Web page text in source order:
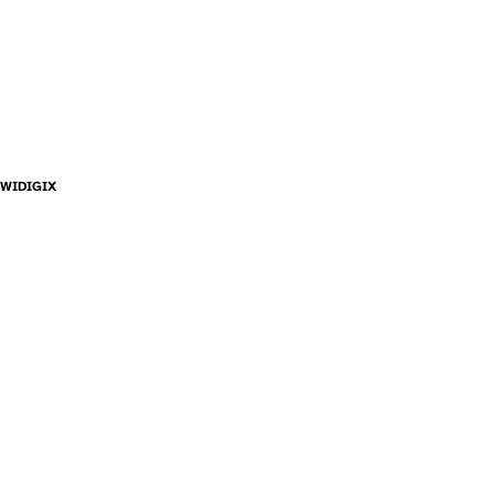
WIDIGIX